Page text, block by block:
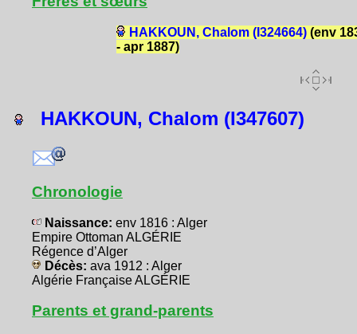
HAKKOUN, Chalom (I324664)(env
- apr 1887)
HAKKOUN, Chalom (I347607)
Chronologie
Naissance: env 1816 : Alger
Empire Ottoman ALGÉRIE
Régence d’Alger
Décès: ava 1912 : Alger
Algérie Française ALGÉRIE
Parents et grand-parents